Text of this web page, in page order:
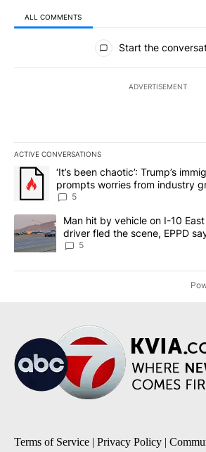
ALL COMMENTS
All Comments
Start the
ADVERTISEMENT
ACTIVE CONVERSATIONS
The following is a list of the most
A trending article titled "‘It’s been
‘It’s been chaotic’: Trump’s
prompts worries from industry
5
A trending article titled "Man hit by
Man hit by vehicle on I-10
driver fled the scene, EPPD
5
Terms of Service | Privacy Policy |